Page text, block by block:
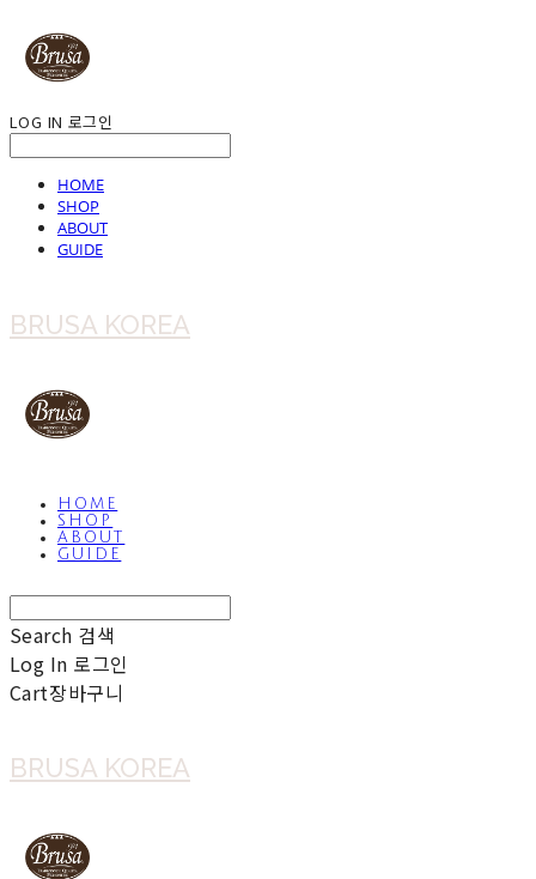
LOG IN 로그인
HOME
SHOP
ABOUT
GUIDE
BRUSA KOREA
HOME
SHOP
ABOUT
GUIDE
Search 검색
Log In 로그인
Cart장바구니
BRUSA KOREA